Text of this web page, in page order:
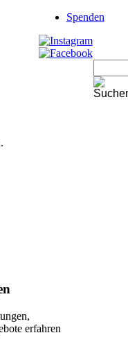
überspringen
Spenden
erfahren